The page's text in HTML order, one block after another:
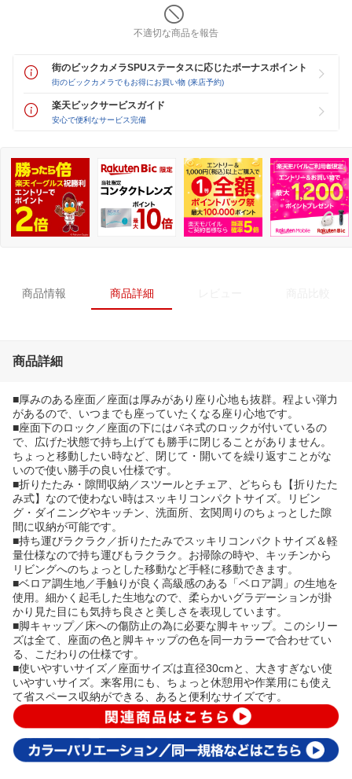
不適切な商品を報告
街のビックカメラSPUステータスに応じたボーナスポイント
街のビックカメラでもお得にお買い物 (来店予約)
楽天ビックサービスガイド
安心で便利なサービス完備
商品情報 商品詳細
商品詳細
■厚みのある座面／座面は厚みがあり座り心地も抜群。程よい弾力
があるので、いつまでも座っていたくなる座り心地です。
■座面下のロック／座面の下にはバネ式のロックが付いているの
で、広げた状態で持ち上げても勝手に閉じることがありません。
ちょっと移動したい時など、閉じて・開いてを繰り返すことがな
いので使い勝手の良い仕様です。
■折りたたみ・隙間収納／スツールとチェア、どちらも【折りたた
み式】なので使わない時はスッキリコンパクトサイズ。リビン
グ・ダイニングやキッチン、洗面所、玄関周りのちょっとした隙
間に収納が可能です。
■持ち運びラクラク／折りたたみでスッキリコンパクトサイズ＆軽
量仕様なので持ち運びもラクラク。お掃除の時や、キッチンから
リビングへのちょっとした移動など手軽に移動できます。
■ベロア調生地／手触りが良く高級感のある「ベロア調」の生地を
使用。細かく起毛した生地なので、柔らかいグラデーションが掛
かり見た目にも気持ち良さと美しさを表現しています。
■脚キャップ／床への傷防止の為に必要な脚キャップ。このシリー
ズは全て、座面の色と脚キャップの色を同一カラーで合わせてい
る、こだわりの仕様です。
■使いやすいサイズ／座面サイズは直径30cmと、大きすぎない使
いやすいサイズ。来客用にも、ちょっと休憩用や作業用にも使え
て省スペース収納ができる、あると便利なサイズです。